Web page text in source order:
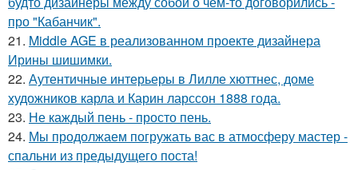
про "Кабанчик".
21. Middle AGE в реализованном проекте дизайнера
Ирины шишимки.
22. Аутентичные интерьеры в Лилле хюттнес, доме
художников карла и Карин ларссон 1888 года.
23. Не каждый пень - просто пень.
24. Мы продолжаем погружать вас в атмосферу мастер -
спальни из предыдущего поста!